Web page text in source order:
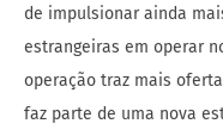
de impulsionar ainda
estrangeiras em operar
operação traz mais
faz parte de uma nova